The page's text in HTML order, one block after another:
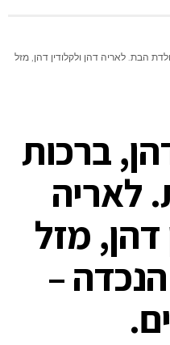
הבת. לאריה דהן ולקלודין דהן, מזל
ברכות
לאריה
דהן, מזל
–